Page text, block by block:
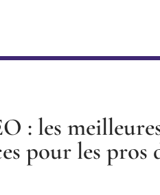
: les
pour les pros